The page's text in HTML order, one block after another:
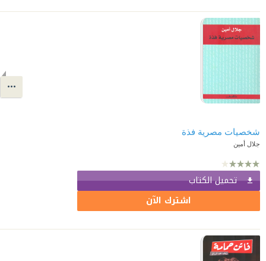
شخصيات مصرية فذة
جلال أمين
تحميل الكتاب
اشترك الآن